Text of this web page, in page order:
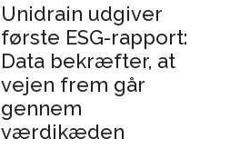
Unidrain udgiver
første ESG-rapport:
Data bekræfter, at
vejen frem går
gennem
værdikæden